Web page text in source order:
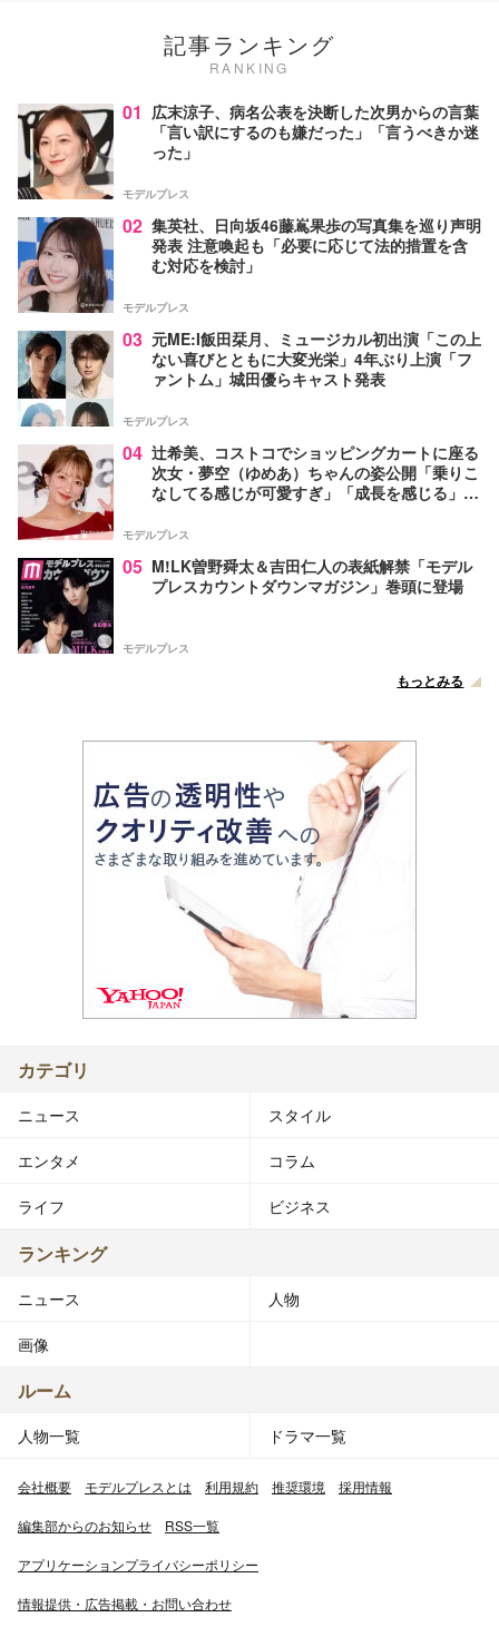
記事ランキング
RANKING
01 広末涼子、病名公表を決断した次男からの言葉
「言い訳にするのも嫌だった」「言うべきか迷
った」
モデルプレス
02 集英社、日向坂46藤嶌果歩の写真集を巡り声明
発表 注意喚起も「必要に応じて法的措置を含
む対応を検討」
モデルプレス
03 元ME:I飯田栞月、ミュージカル初出演「この上
ない喜びとともに大変光栄」4年ぶり上演「フ
ァントム」城田優らキャスト発表
モデルプレス
04 辻希美、コストコでショッピングカートに座る
次女・夢空（ゆめあ）ちゃんの姿公開「乗りこ
なしてる感じが可愛すぎ」「成長を感じる」の
モデルプレス
05 M!LK曽野舜太＆吉田仁人の表紙解禁「モデル
プレスカウントダウンマガジン」巻頭に登場
モデルプレス
もっとみる
カテゴリ
ニュース スタイル
エンタメ コラム
ライフ ビジネス
ランキング
ニュース 人物
画像
ルーム
人物一覧 ドラマ一覧
会社概要 モデルプレスとは 利用規約 推奨環境 採用情報
編集部からのお知らせ RSS一覧
アプリケーションプライバシーポリシー
情報提供・広告掲載・お問い合わせ